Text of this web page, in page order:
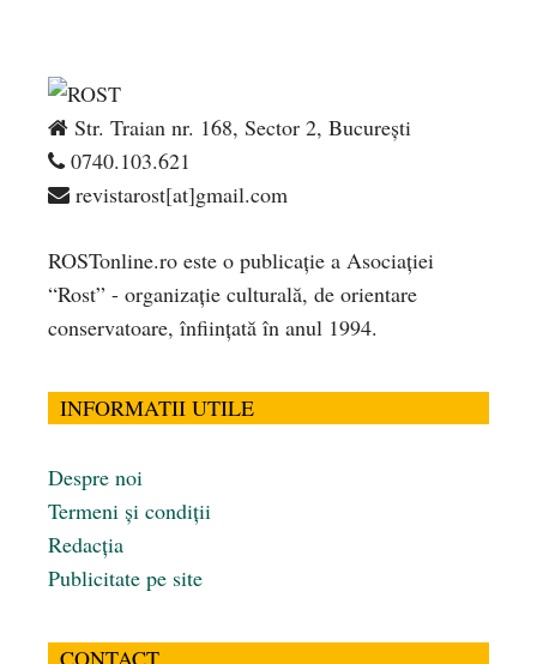
Str. Traian nr. 168, Sector 2, București
0740.103.621
revistarost[at]gmail.com
ROSTonline.ro este o publicaţie a Asociaţiei
“Rost” - organizaţie culturală, de orientare
conservatoare, înfiinţată în anul 1994.
INFORMATII UTILE
Despre noi
Termeni și condiții
Redacția
Publicitate pe site